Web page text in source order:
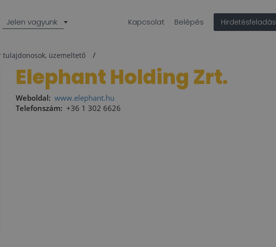
Jelen vagyunk Kapcsolat Belépés Hirdetésfeladás
tulajdonosok, üzemeltető
Elephant Holding Zrt.
Weboldal: www.elephant.hu
Telefonszám: +36 1 302 6626